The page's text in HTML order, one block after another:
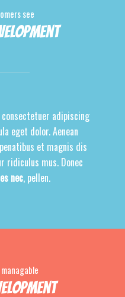
see
adipiscing
eget dolor. Aenean
et magnis dis
ridiculus mus. Donec
nec, pellen.